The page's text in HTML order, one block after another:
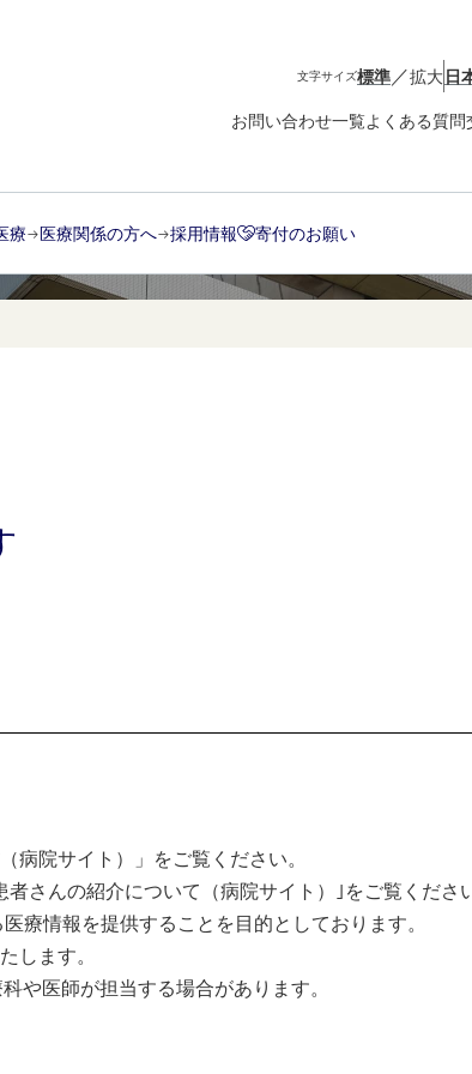
文字サイズ標準／拡大日
お問い合わせ一覧よくある質問
療 医療関係の方へ 採用情報 寄付のお願い
病院サイト）」をご覧ください。
さんの紹介について（病院サイト）｣をご覧くださ
療情報を提供することを目的としております。
します。
や医師が担当する場合があります。